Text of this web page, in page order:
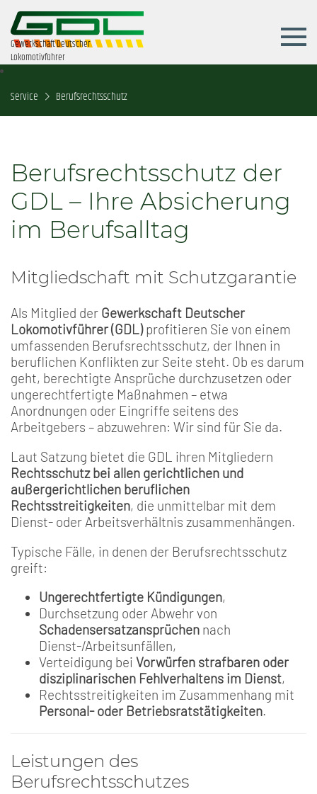
Gewerkschaft Deutscher
Lokomotivführer
Service Berufsrechtsschutz
Berufsrechtsschutz der
GDL – Ihre Absicherung
im Berufsalltag
Mitgliedschaft mit Schutzgarantie
Als Mitglied der Gewerkschaft Deutscher
Lokomotivführer (GDL)profitieren Sie von einem
umfassenden Berufsrechtsschutz, der Ihnen in
beruflichen Konflikten zur Seite steht. Ob es darum
geht, berechtigte Ansprüche durchzusetzen oder
ungerechtfertigte Maßnahmen – etwa
Anordnungen oder Eingriffe seitens des
Arbeitgebers – abzuwehren: Wir sind für Sie da.
Laut Satzung bietet die GDL ihren Mitgliedern
Rechtsschutz bei allen gerichtlichen und
außergerichtlichen beruflichen
Rechtsstreitigkeiten, die unmittelbar mit dem
Dienst- oder Arbeitsverhältnis zusammenhängen.
Typische Fälle, in denen der Berufsrechtsschutz
greift:
Ungerechtfertigte Kündigungen,
Durchsetzung oder Abwehr von
Schadensersatzansprüchen nach
Dienst-/Arbeitsunfällen,
Verteidigung bei Vorwürfen strafbaren oder
disziplinarischen Fehlverhaltens im Dienst,
Rechtsstreitigkeiten im Zusammenhang mit
Personal- oder Betriebsratstätigkeiten.
Leistungen des
Berufsrechtsschutzes